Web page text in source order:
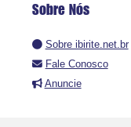
Sobre Nós
Sobre ibirite.net.br
Fale Conosco
Anuncie